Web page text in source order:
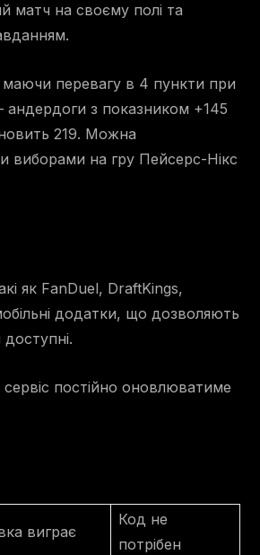
матч на своєму полі та
маючи перевагу в 4 пункти при
андердоги з показником +145
219. Можна
виборами на гру Пейсерс-Нікс
як FanDuel, DraftKings,
додатки, що дозволяють
постійно оновлюватиме
виграє
Код не
потрібен